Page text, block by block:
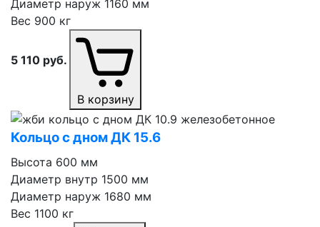
Диаметр наруж 1160 мм
Вес 900 кг
5 110 руб.
В корзину
Кольцо с дном ДК 15.6
Высота 600 мм
Диаметр внутр 1500 мм
Диаметр наруж 1680 мм
Вес 1100 кг